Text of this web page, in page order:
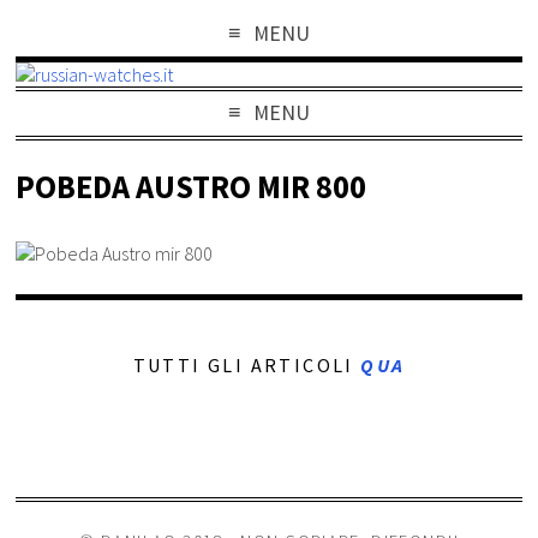
MENU
MENU
POBEDA AUSTRO MIR 800
TUTTI GLI ARTICOLI QUA